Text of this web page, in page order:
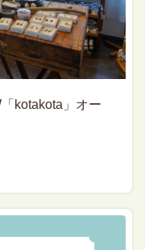
kotakota」オー